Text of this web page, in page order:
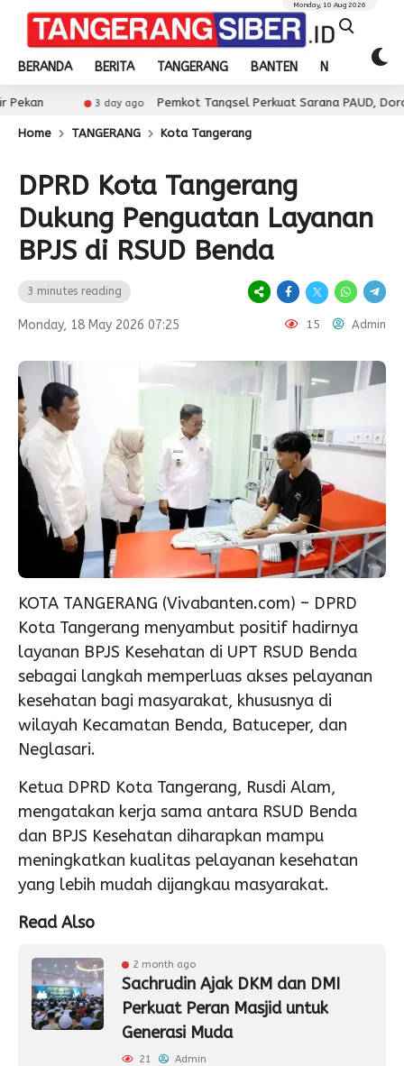
BERANDA BERITA TANGERANG BANTEN NASIONAL
Monday, 10 Aug 2026
3 day ago Pemkot Tangsel Perkuat Sarana PAUD, Dorong
Home TANGERANG Kota Tangerang
DPRD Kota Tangerang
Dukung Penguatan Layanan
BPJS di RSUD Benda
3 minutes reading
Monday, 18 May 2026 07:25 15 Admin
KOTA TANGERANG (Vivabanten.com) – DPRD
Kota Tangerang menyambut positif hadirnya
layanan BPJS Kesehatan di UPT RSUD Benda
sebagai langkah memperluas akses pelayanan
kesehatan bagi masyarakat, khususnya di
wilayah Kecamatan Benda, Batuceper, dan
Neglasari.
Ketua DPRD Kota Tangerang, Rusdi Alam,
mengatakan kerja sama antara RSUD Benda
dan BPJS Kesehatan diharapkan mampu
meningkatkan kualitas pelayanan kesehatan
yang lebih mudah dijangkau masyarakat.
Read Also
2 month ago
Sachrudin Ajak DKM dan DMI
Perkuat Peran Masjid untuk
Generasi Muda
21 Admin